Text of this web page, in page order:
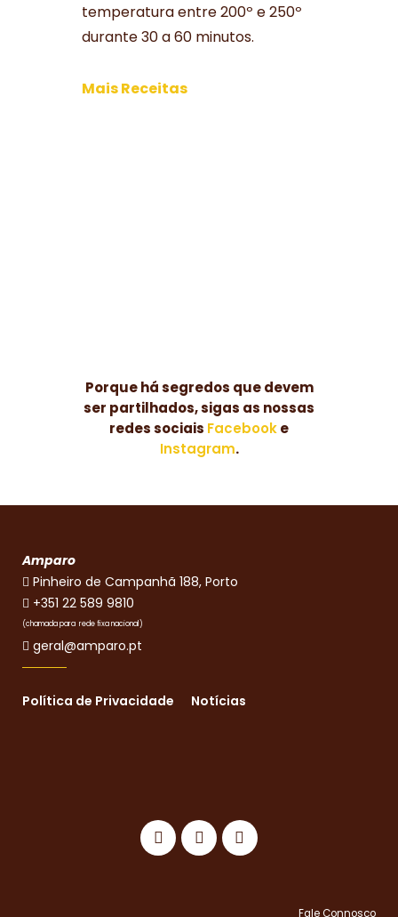
temperatura entre 200º e 250º
durante 30 a 60 minutos.
Mais Receitas
Porque há segredos que devem
ser partilhados, sigas as nossas
redes sociais Facebooke
Instagram.
Amparo
Pinheiro de Campanhã 188, Porto
+351 22 589 9810
(chamada para rede fixa nacional)
geral@amparo.pt
Política de Privacidade Notícias
Fale Connosco